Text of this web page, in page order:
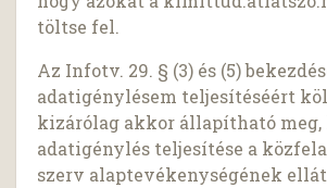
töltse fel.
Az Infotv. 29. § (3) és (5)
adatigénylésem teljesítéséért
kizárólag akkor állapítható meg,
adatigénylés teljesítése a
szerv alaptevékenységének